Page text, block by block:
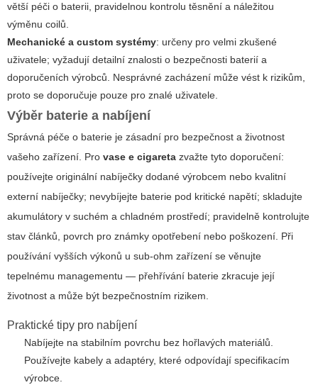
větší péči o baterii, pravidelnou kontrolu těsnění a náležitou
výměnu coilů.
Mechanické a custom systémy: určeny pro velmi zkušené
uživatele; vyžadují detailní znalosti o bezpečnosti baterií a
doporučeních výrobců. Nesprávné zacházení může vést k rizikům,
proto se doporučuje pouze pro znalé uživatele.
Výběr baterie a nabíjení
Správná péče o baterie je zásadní pro bezpečnost a životnost
vašeho zařízení. Pro vase e cigareta zvažte tyto doporučení:
používejte originální nabíječky dodané výrobcem nebo kvalitní
externí nabíječky; nevybíjejte baterie pod kritické napětí; skladujte
akumulátory v suchém a chladném prostředí; pravidelně kontrolujte
stav článků, povrch pro známky opotřebení nebo poškození. Při
používání vyšších výkonů u sub-ohm zařízení se věnujte
tepelnému managementu — přehřívání baterie zkracuje její
životnost a může být bezpečnostním rizikem.
Praktické tipy pro nabíjení
Nabíjejte na stabilním povrchu bez hořlavých materiálů.
Používejte kabely a adaptéry, které odpovídají specifikacím
výrobce.